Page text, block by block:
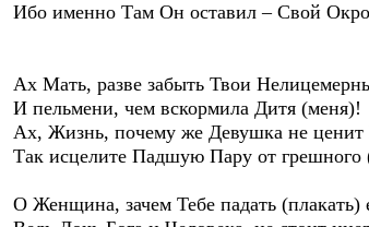
Ибо именно Там Он оставил – Свой
Ах Мать, разве забыть Твои
И пельмени, чем вскормила Дитя (меня)!
Ах, Жизнь, почему же Девушка не
Так исцелите Падшую Пару от
О Женщина, зачем Тебе падать (плакать)